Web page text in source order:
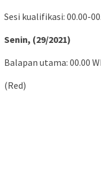
Sesi kualifikasi: 00.00-
Senin, (29/2021)
Balapan utama: 00.00
(Red)